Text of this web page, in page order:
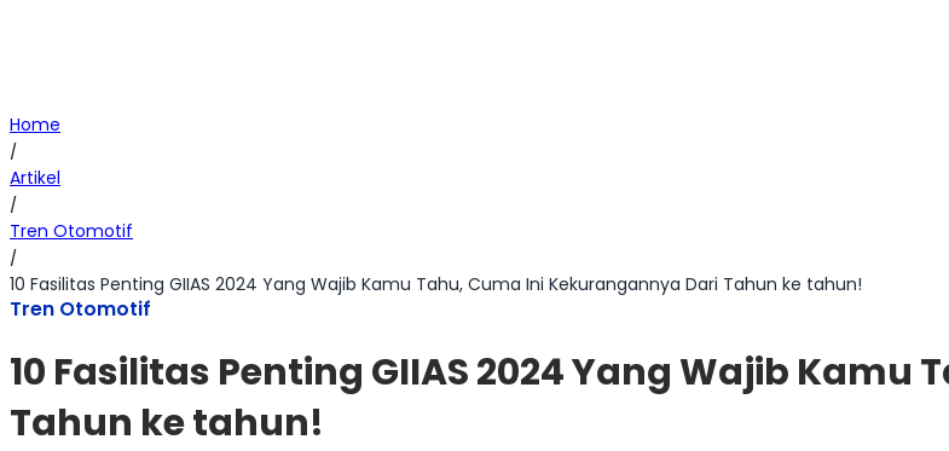
Home
/
Artikel
/
Tren Otomotif
/
10 Fasilitas Penting GIIAS 2024 Yang Wajib Kamu Tahu, Cuma Ini Kekurangannya Dari Tahun ke tahun!
Tren Otomotif
10 Fasilitas Penting GIIAS 2024 Yang Wajib
Tahun ke tahun!